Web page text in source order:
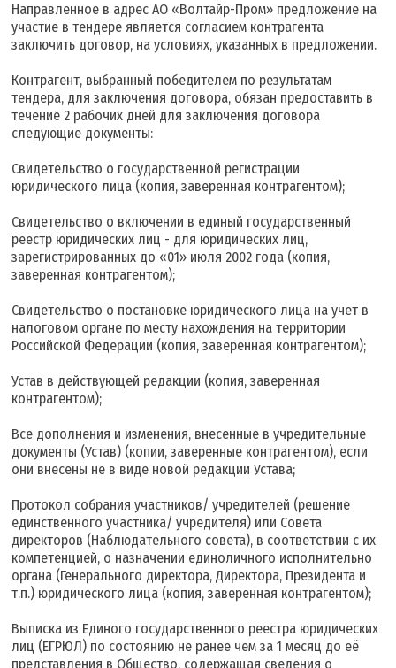
Направленное в адрес АО «Волтайр-Пром» предложение на
участие в тендере является согласием контрагента
заключить договор, на условиях, указанных в предложении.
Контрагент, выбранный победителем по результатам
тендера, для заключения договора, обязан предоставить в
течение 2 рабочих дней для заключения договора
следующие документы:
Свидетельство о государственной регистрации
юридического лица (копия, заверенная контрагентом);
Свидетельство о включении в единый государственный
реестр юридических лиц - для юридических лиц,
зарегистрированных до «01» июля 2002 года (копия,
заверенная контрагентом);
Свидетельство о постановке юридического лица на учет в
налоговом органе по месту нахождения на территории
Российской Федерации (копия, заверенная контрагентом);
Устав в действующей редакции (копия, заверенная
контрагентом);
Все дополнения и изменения, внесенные в учредительные
документы (Устав) (копии, заверенные контрагентом), если
они внесены не в виде новой редакции Устава;
Протокол собрания участников/ учредителей (решение
единственного участника/ учредителя) или Совета
директоров (Наблюдательного совета), в соответствии с их
компетенцией, о назначении единоличного исполнительно
органа (Генерального директора, Директора, Президента и
т.п.) юридического лица (копия, заверенная контрагентом);
Выписка из Единого государственного реестра юридических
лиц (ЕГРЮЛ) по состоянию не ранее чем за 1 месяц до её
представления в Общество, содержащая сведения о